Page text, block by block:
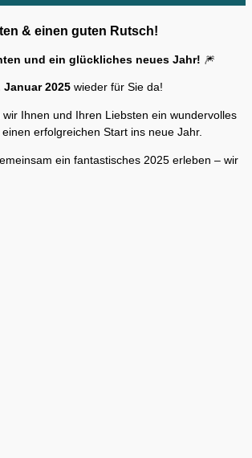
& einen guten Rutsch!
und ein glückliches neues Jahr! 🎆
Januar 2025 wieder für Sie da!
wir Ihnen und Ihren Liebsten ein wundervolles
erfolgreichen Start ins neue Jahr.
ein fantastisches 2025 erleben – wir